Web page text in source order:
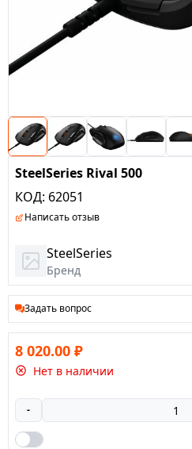
SteelSeries Rival 500
КОД: 62051
Написать отзыв
SteelSeries
Бренд
Задать вопрос
8 020.00 ₽
Нет в наличии
-